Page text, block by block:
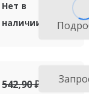
Нет в
наличии
542,90₽